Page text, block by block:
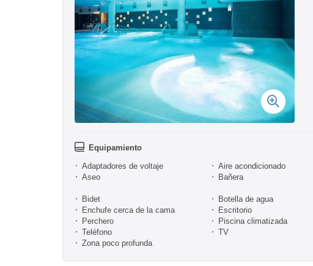
Equipamiento
Adaptadores de voltaje
Aire acondicionado
Aseo
Bañera
Bidet Botella de agua
Enchufe cerca de la cama
Escritorio
Perchero
Piscina climatizada
Teléfono
TV
Zona poco profunda